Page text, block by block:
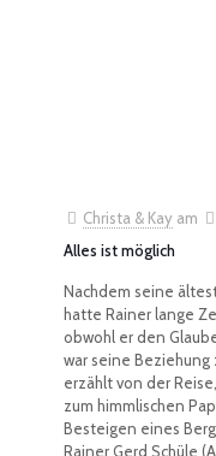
Christa & Kay am
Alles ist möglich
Nachdem seine
hatte Rainer lange
obwohl er den
war seine
erzählt von der
zum himmlischen
Besteigen eines
Rainer Gerd Schüle